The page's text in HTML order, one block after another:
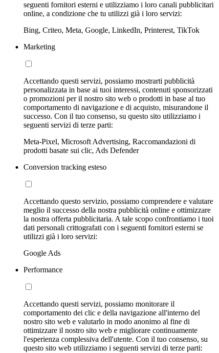
seguenti fornitori esterni e utilizziamo i loro canali pubblicitari
online, a condizione che tu utilizzi già i loro servizi:
Bing, Criteo, Meta, Google, LinkedIn, Printerest, TikTok
Marketing
Accettando questi servizi, possiamo mostrarti pubblicità
personalizzata in base ai tuoi interessi, contenuti sponsorizzati
o promozioni per il nostro sito web o prodotti in base al tuo
comportamento di navigazione e di acquisto, misurandone il
successo. Con il tuo consenso, su questo sito utilizziamo i
seguenti servizi di terze parti:
Meta-Pixel, Microsoft Advertising, Raccomandazioni di
prodotti basate sui clic, Ads Defender
Conversion tracking esteso
Accettando questo servizio, possiamo comprendere e valutare
meglio il successo della nostra pubblicità online e ottimizzare
la nostra offerta pubblicitaria. A tale scopo confrontiamo i tuoi
dati personali crittografati con i seguenti fornitori esterni se
utilizzi già i loro servizi:
Google Ads
Performance
Accettando questi servizi, possiamo monitorare il
comportamento dei clic e della navigazione all'interno del
nostro sito web e valutarlo in modo anonimo al fine di
ottimizzare il nostro sito web e migliorare continuamente
l'esperienza complessiva dell'utente. Con il tuo consenso, su
questo sito web utilizziamo i seguenti servizi di terze parti: